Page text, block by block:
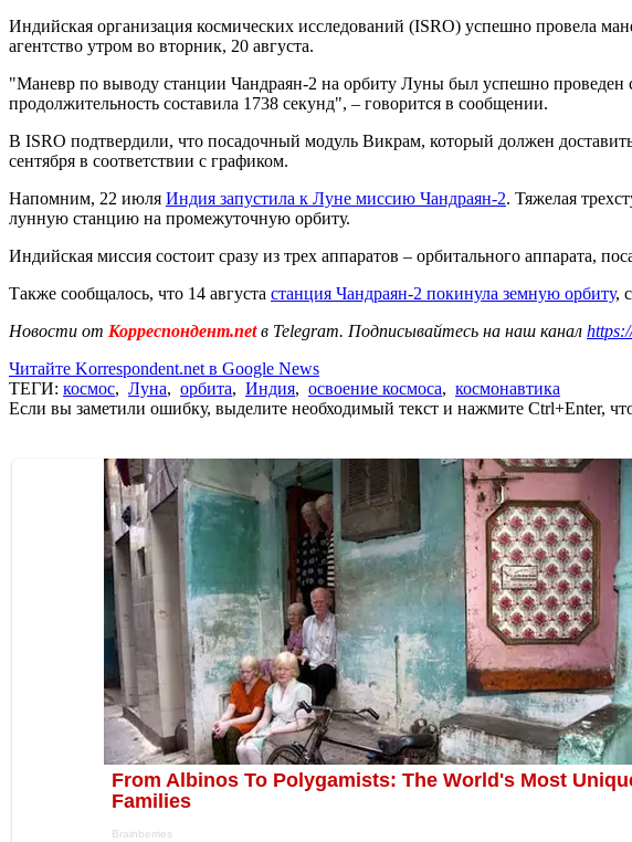
Индийская организация космических исследований (ISRO) успешно провела
агентство утром во вторник, 20 августа.
"Маневр по выводу станции Чандраян-2 на орбиту Луны был успешно проведен
продолжительность составила 1738 секунд", – говорится в сообщении.
В ISRO подтвердили, что посадочный модуль Викрам, который должен
сентября в соответствии с графиком.
Напомним, 22 июля Индия запустила к Луне миссию Чандраян-2. Тяжелая
лунную станцию на промежуточную орбиту.
Индийская миссия состоит сразу из трех аппаратов – орбитального аппарата,
Также сообщалось, что 14 августа станция Чандраян-2 покинула земную орбиту,
Новости от Корреспондент.netв Telegram. Подписывайтесь на наш канал
Читайте Korrespondent.net в Google News
ТЕГИ: космос, Луна, орбита, Индия, освоение космоса, космонавтика
Если вы заметили ошибку, выделите необходимый текст и нажмите Ctrl+Enter,